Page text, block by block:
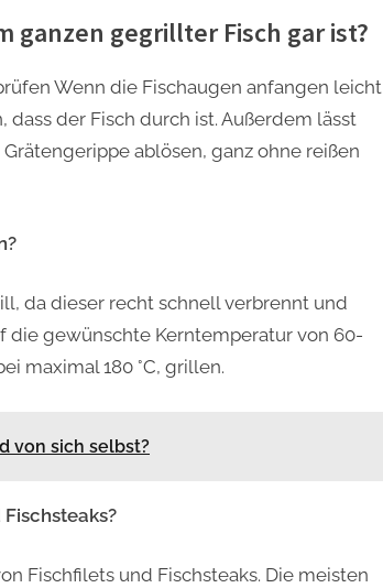
ganzen gegrillter Fisch gar ist?
Wenn die Fischaugen anfangen leicht
der Fisch durch ist. Außerdem lässt
ablösen, ganz ohne reißen
da dieser recht schnell verbrennt und
die gewünschte Kerntemperatur von 60-
maximal 180 °C, grillen.
von sich selbst?
Fischfilets und Fischsteaks. Die meisten